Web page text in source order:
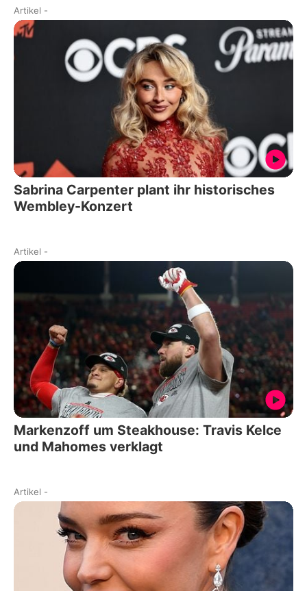
Artikel -
Sabrina Carpenter plant ihr historisches
Wembley-Konzert
Artikel -
Markenzoff um Steakhouse: Travis Kelce
und Mahomes verklagt
Artikel -